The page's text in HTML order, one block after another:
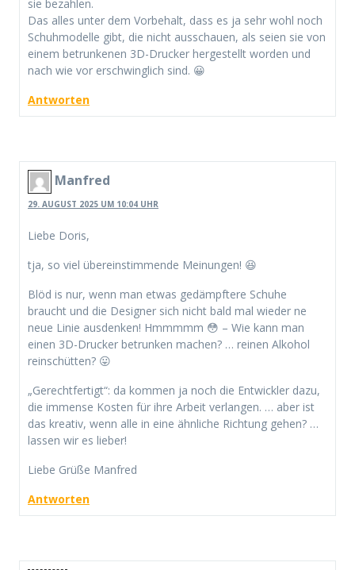
sie bezahlen.
Das alles unter dem Vorbehalt, dass es ja sehr wohl noch
Schuhmodelle gibt, die nicht ausschauen, als seien sie von
einem betrunkenen 3D-Drucker hergestellt worden und
nach wie vor erschwinglich sind. 😀
Antworten
Manfred
29. AUGUST 2025 UM 10:04 UHR
Liebe Doris,
tja, so viel übereinstimmende Meinungen! 😆
Blöd is nur, wenn man etwas gedämpftere Schuhe
braucht und die Designer sich nicht bald mal wieder ne
neue Linie ausdenken! Hmmmmm 😳 – Wie kann man
einen 3D-Drucker betrunken machen? … reinen Alkohol
reinschütten? 😛
„Gerechtfertigt“: da kommen ja noch die Entwickler dazu,
die immense Kosten für ihre Arbeit verlangen. … aber ist
das kreativ, wenn alle in eine ähnliche Richtung gehen? …
lassen wir es lieber!
Liebe Grüße Manfred
Antworten